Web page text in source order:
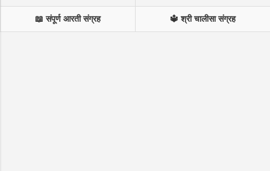
📖 संपूर्ण आरती संग्रह 🔱 श्री चालीसा संग्रह